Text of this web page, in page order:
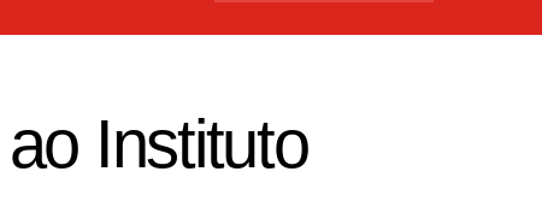
Instituto